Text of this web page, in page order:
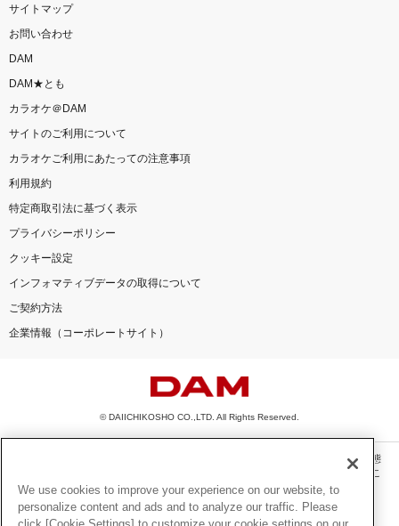
サイトマップ
お問い合わせ
DAM
DAM★とも
カラオケ＠DAM
サイトのご利用について
カラオケご利用にあたっての注意事項
利用規約
特定商取引法に基づく表示
プライバシーポリシー
クッキー設定
インフォマティブデータの取得について
ご契約方法
企業情報（コーポレートサイト）
© DAIICHIKOSHO CO.,LTD. All Rights Reserved.
このサイトに掲載されている一切の文章・画像・写真・動画・音声等を、手段や形態
を問わず、著作権法の定める範囲を超えて無断で複製、転載、ファイル化などするこ
とを禁じます。
楽曲及びコンテンツは、機種によりご利用いただけない場合があります。
We use cookies to improve your experience on our website, to
personalize content and ads and to analyze our traffic. Please